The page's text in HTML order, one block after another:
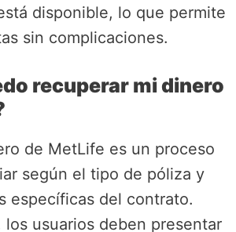
disponible, lo que permite
sin complicaciones.
recuperar mi dinero
de MetLife es un proceso
según el tipo de póliza y
específicas del contrato.
los usuarios deben presentar